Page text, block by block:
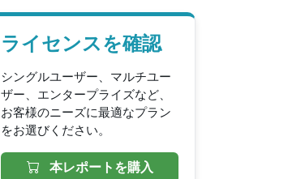
ライセンスを確認
シングルユーザー、マルチユー
ザー、エンタープライズなど、
お客様のニーズに最適なプラン
をお選びください。
本レポートを購入